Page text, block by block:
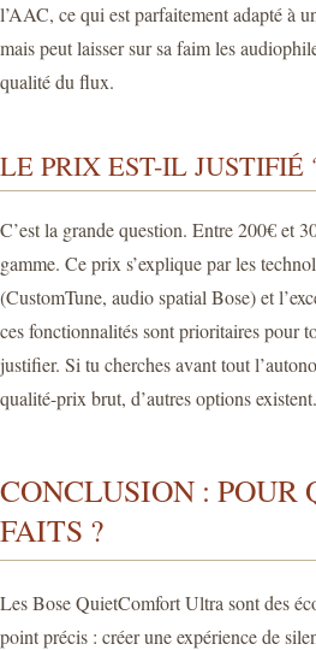
l’AAC, ce qui est parfaitement adapté à
mais peut laisser sur sa faim les
qualité du flux.
LE PRIX EST-IL JUSTIFIÉ
C’est la grande question. Entre 200€ et
gamme. Ce prix s’explique par les
(CustomTune, audio spatial Bose) et
ces fonctionnalités sont prioritaires pour
justifier. Si tu cherches avant tout
qualité-prix brut, d’autres options existent.
CONCLUSION : POUR
FAITS ?
Les Bose QuietComfort Ultra sont des
point précis : créer une expérience de